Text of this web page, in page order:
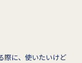
際に、使いたいけど